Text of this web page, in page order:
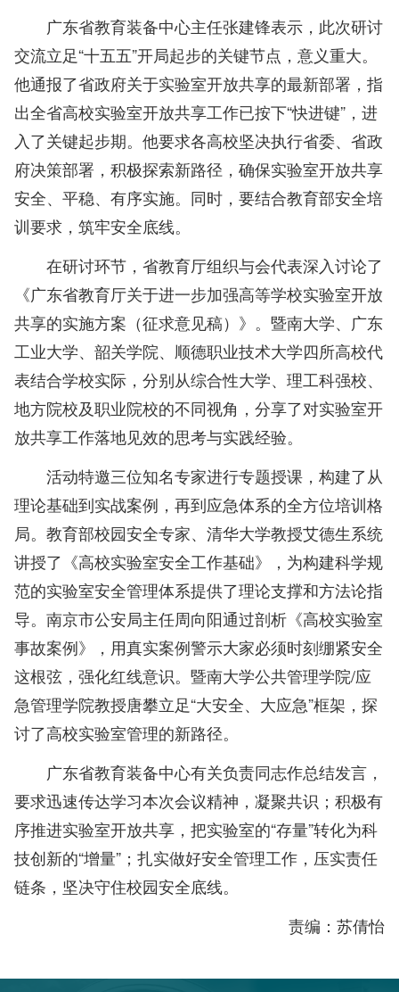
广东省教育装备中心主任张建锋表示，此次研讨
交流立足“十五五”开局起步的关键节点，意义重大。
他通报了省政府关于实验室开放共享的最新部署，指
出全省高校实验室开放共享工作已按下“快进键”，进
入了关键起步期。他要求各高校坚决执行省委、省政
府决策部署，积极探索新路径，确保实验室开放共享
安全、平稳、有序实施。同时，要结合教育部安全培
训要求，筑牢安全底线。
在研讨环节，省教育厅组织与会代表深入讨论了
《广东省教育厅关于进一步加强高等学校实验室开放
共享的实施方案（征求意见稿）》。暨南大学、广东
工业大学、韶关学院、顺德职业技术大学四所高校代
表结合学校实际，分别从综合性大学、理工科强校、
地方院校及职业院校的不同视角，分享了对实验室开
放共享工作落地见效的思考与实践经验。
活动特邀三位知名专家进行专题授课，构建了从
理论基础到实战案例，再到应急体系的全方位培训格
局。教育部校园安全专家、清华大学教授艾德生系统
讲授了《高校实验室安全工作基础》，为构建科学规
范的实验室安全管理体系提供了理论支撑和方法论指
导。南京市公安局主任周向阳通过剖析《高校实验室
事故案例》，用真实案例警示大家必须时刻绷紧安全
这根弦，强化红线意识。暨南大学公共管理学院/应
急管理学院教授唐攀立足“大安全、大应急”框架，探
讨了高校实验室管理的新路径。
广东省教育装备中心有关负责同志作总结发言，
要求迅速传达学习本次会议精神，凝聚共识；积极有
序推进实验室开放共享，把实验室的“存量”转化为科
技创新的“增量”；扎实做好安全管理工作，压实责任
链条，坚决守住校园安全底线。
责编：苏倩怡